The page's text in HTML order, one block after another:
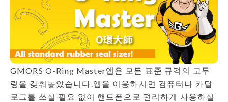
GMORS O-Ring Master앱은 모든 표준 규격의 고무
링을 갖춰놓았습니다.앱을 이용하시면 컴퓨터나 카달
로그를 쓰실 필요 없이 핸드폰으로 편리하게 사용하실